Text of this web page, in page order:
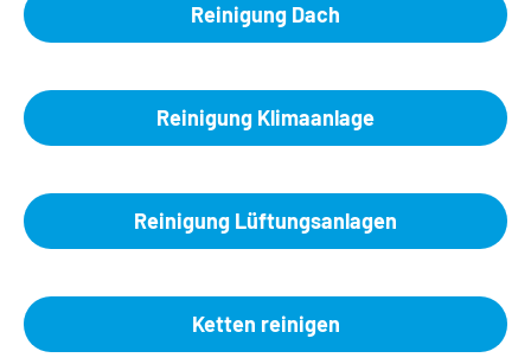
Reinigung Dach
Reinigung Klimaanlage
Reinigung Lüftungsanlagen
Ketten reinigen